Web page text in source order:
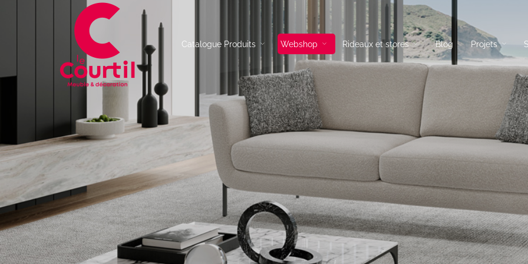
Catalogue Produits
Table de repas
Console
Table d’appoint
Bureau
Canapés tissus
Canapés cuir
Canapés d’angles
Canapés convertibles
Fauteuils
Lampadaires
Lampes a poser
Suspensions
Webshop Rideaux et stores Blog Projets